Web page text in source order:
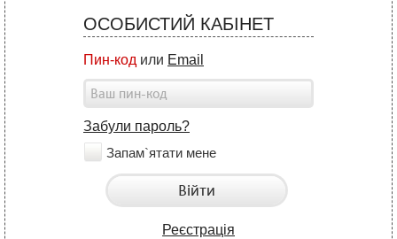
ОСОБИСТИЙ КАБІНЕТ
Пин-код или Email
Забули пароль?
Запам`ятати мене
Війти
Реєстрація